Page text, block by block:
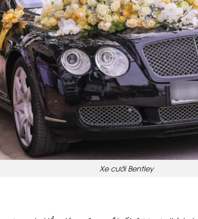
Xe cưới Bentley